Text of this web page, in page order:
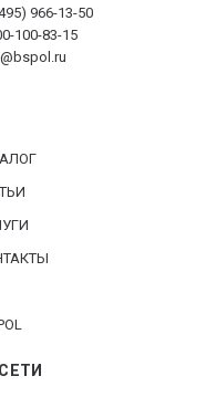
966-13-50
100-83-15